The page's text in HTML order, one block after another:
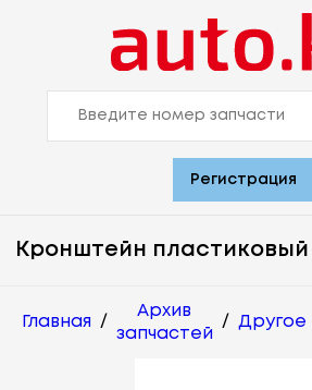
Регистрация
Кронштейн пластиковый
Главная /
Архив
запчастей
/ Другое